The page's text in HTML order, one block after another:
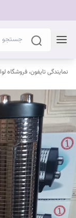
نمایندگی تایفون، فروشگاه